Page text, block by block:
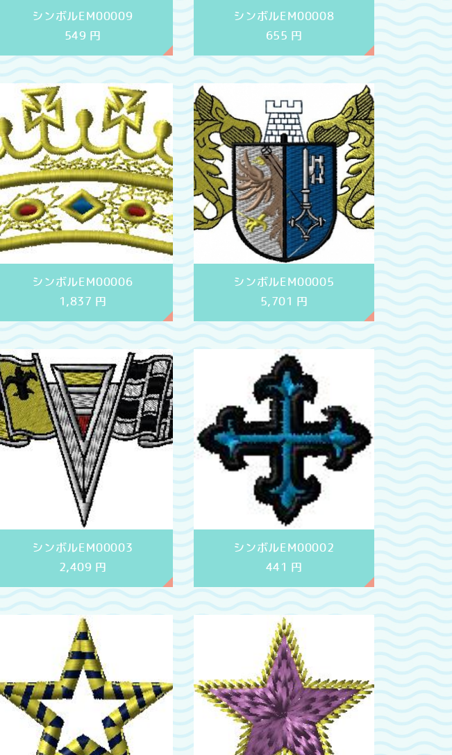
シンボルEM00009
549 円
シンボルEM00008
655 円
シンボルEM00006
1,837 円
シンボルEM00005
5,701 円
シンボルEM00003
2,409 円
シンボルEM00002
441 円